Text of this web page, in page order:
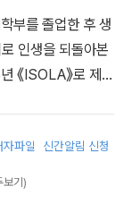
부를 졸업한 후 생
인생을 되돌아본
《ISOLA》로 제3
년에는 《푸른
미네이트되었고,
자파일 신간알림 신청
보기)